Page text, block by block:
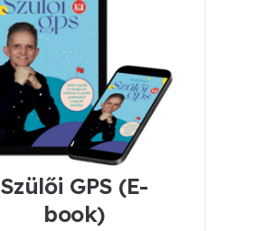
Szülői GPS (E-
book)